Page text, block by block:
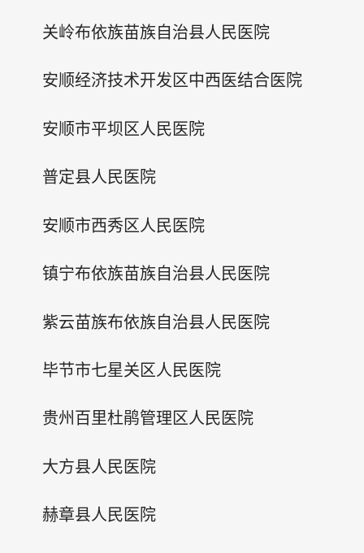
关岭布依族苗族自治县人民医院
安顺经济技术开发区中西医结合医院
安顺市平坝区人民医院
普定县人民医院
安顺市西秀区人民医院
镇宁布依族苗族自治县人民医院
紫云苗族布依族自治县人民医院
毕节市七星关区人民医院
贵州百里杜鹃管理区人民医院
大方县人民医院
赫章县人民医院